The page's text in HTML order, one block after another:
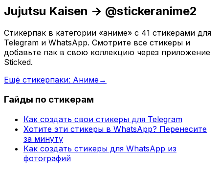
Jujutsu Kaisen -> @stickeranime2
Стикерпак в категории «аниме» с 41 стикерами для
Telegram и WhatsApp. Смотрите все стикеры и
добавьте пак в свою коллекцию через приложение
Sticked.
Ещё стикерпаки: Аниме→
Гайды по стикерам
Как создать свои стикеры для Telegram
Хотите эти стикеры в WhatsApp? Перенесите
за минуту
Как создать стикеры для WhatsApp из
фотографий